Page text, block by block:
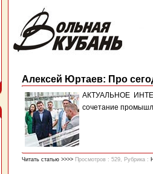
Алексей Юртаев: Про
АКТУАЛЬНОЕ
сочетание
Читать статью >>>> Просмотров : 529, Рубрика :